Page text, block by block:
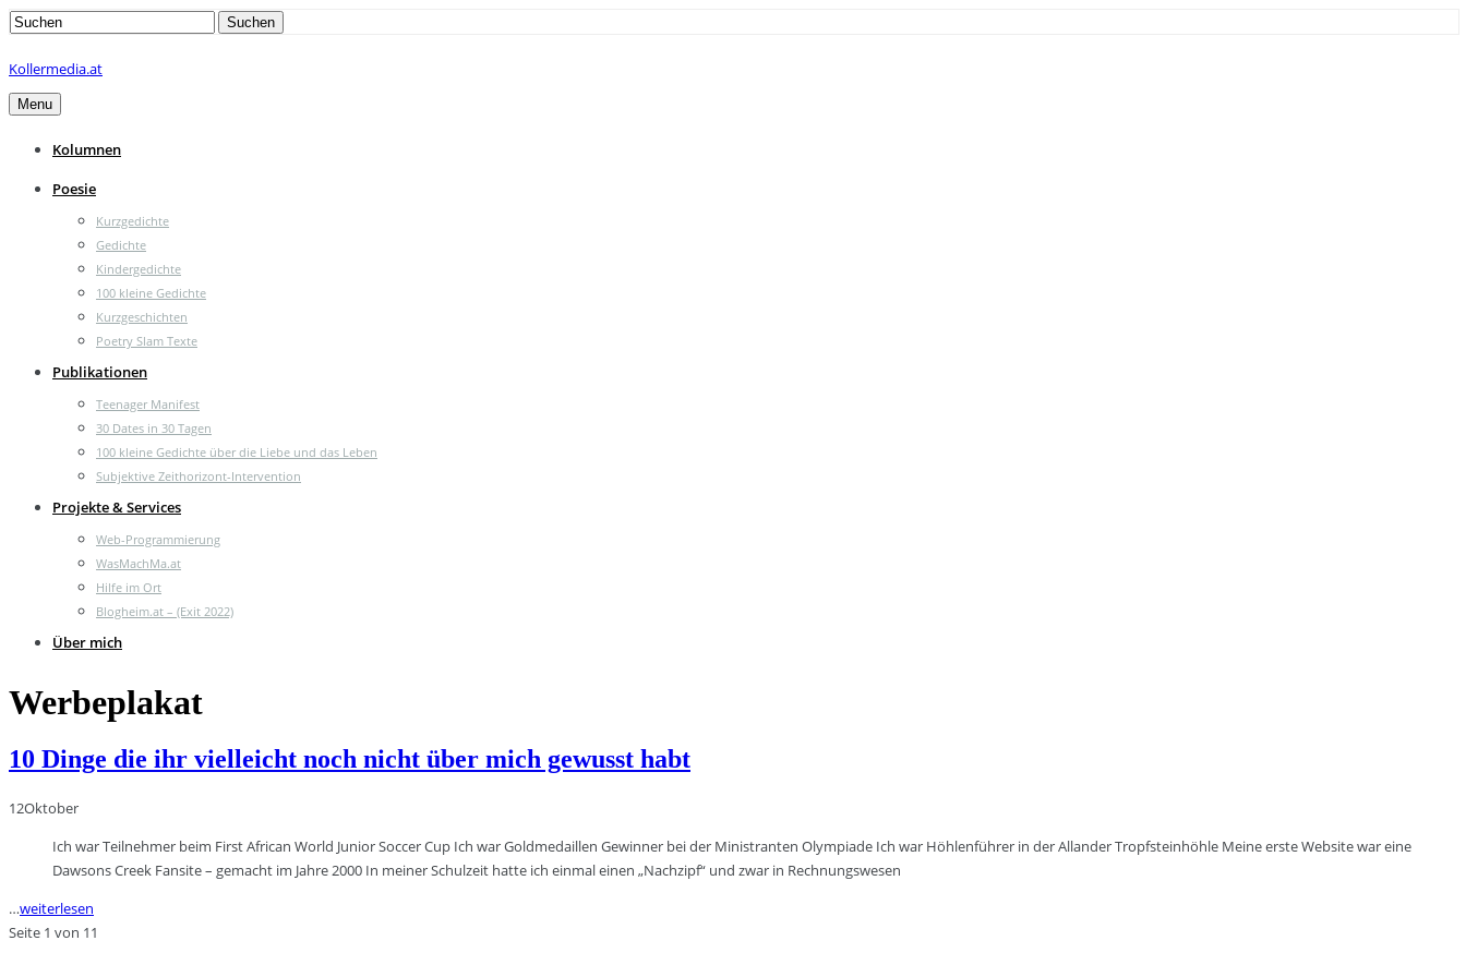
Search
Suchen
Kollermedia.at
Menu
Kolumnen
Poesie
Kurzgedichte
Gedichte
Kindergedichte
100 kleine Gedichte
Kurzgeschichten
Poetry Slam Texte
Publikationen
Teenager Manifest
30 Dates in 30 Tagen
100 kleine Gedichte über die Liebe und das Leben
Subjektive Zeithorizont-Intervention
Projekte & Services
Web-Programmierung
WasMachMa.at
Hilfe im Ort
Blogheim.at – (Exit 2022)
Über mich
Werbeplakat
10 Dinge die ihr vielleicht noch nicht über mich gewusst habt
12Oktober
Ich war Teilnehmer beim First African World Junior Soccer Cup Ich war Goldmedaillen Gewinner bei der Ministranten Olympiade Ich war Höhlenführer in der Allander Tropfsteinhöhle Meine erste Website war eine
Dawsons Creek Fansite – gemacht im Jahre 2000 In meiner Schulzeit hatte ich einmal einen „Nachzipf“ und zwar in Rechnungswesen
…weiterlesen
Seite 1 von 11